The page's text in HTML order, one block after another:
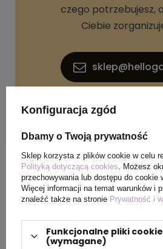
czego potrzebujesz,
Ciebie
+48 733 367
SPECYFIKACJA PRODUKTU
Materiał
Konfiguracja zgód
Dbamy o Twoją prywatność
Sklep korzysta z plików cookie w celu
Polityką dotyczącą cookies . Możesz
przechowywania lub dostępu do cookie
Więcej informacji na temat warunków i
znaleźć także na stronie Prywatność i
Funkcjonalne pliki cookie
(wymagane)